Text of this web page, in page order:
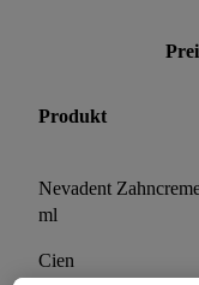
Produkt
Nevadent
ml
Cien